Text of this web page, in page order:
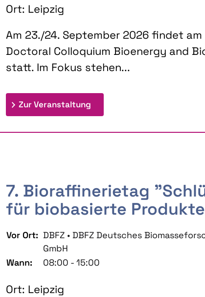
Ort: Leipzig
Am 23./24. September 2026 findet am
Doctoral Colloquium Bioenergy and
statt. Im Fokus stehen...
Zur Veranstaltung: 9th Doctoral Colloquium
7. Bioraffinerietag
für biobasierte
Vor Ort: DBFZ • DBFZ Deutsches
GmbH
Wann:
08:00 - 15:00
Ort: Leipzig